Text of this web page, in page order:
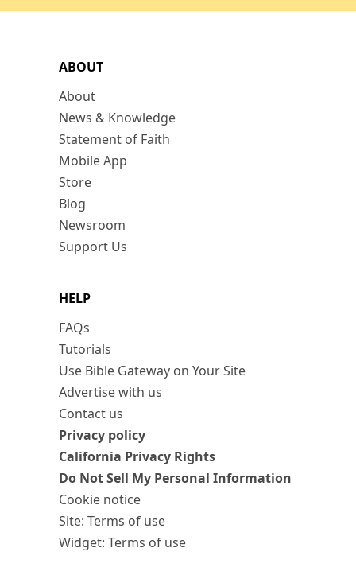
ABOUT
About
News & Knowledge
Statement of Faith
Mobile App
Store
Blog
Newsroom
Support Us
HELP
FAQs
Tutorials
Use Bible Gateway on Your Site
Advertise with us
Contact us
Privacy policy
California Privacy Rights
Do Not Sell My Personal Information
Cookie notice
Site: Terms of use
Widget: Terms of use